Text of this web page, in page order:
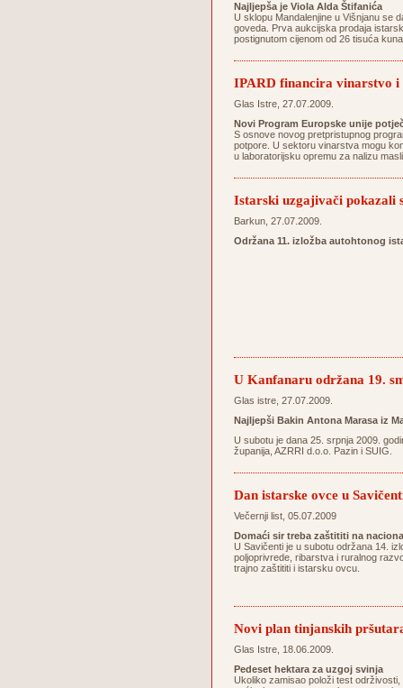
Najljepša je Viola Alda Štifanića
U sklopu Mandalenjine u Višnjanu se
goveda. Prva aukcijska prodaja
postignutom cijenom od 26 tisuća
IPARD financira vinarstvo i
Glas Istre, 27.07.2009.
Novi Program Europske unije
S osnove novog pretpristupnog
potpore. U sektoru vinarstva mogu
u laboratorijsku opremu za nalizu
Istarski uzgajivači pokazali
Barkun, 27.07.2009.
Održana 11. izložba autohtonog
U Kanfanaru održana 19.
Glas istre, 27.07.2009.
Najljepši Bakin Antona Marasa iz
U subotu je dana 25. srpnja 2009.
županija, AZRRI d.o.o. Pazin i SUIG.
Dan istarske ovce u
Večernji list, 05.07.2009
Domaći sir treba zaštititi na
U Savičenti je u subotu održana 14.
poljoprivrede, ribarstva i ruralnog
trajno zaštititi i istarsku ovcu.
Novi plan tinjanskih
Glas Istre, 18.06.2009.
Pedeset hektara za uzgoj svinja
Ukoliko zamisao položi test